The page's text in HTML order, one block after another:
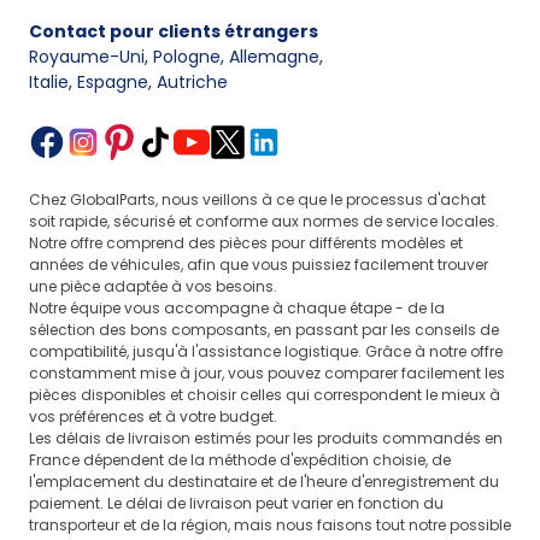
ou de protection
contre la saleté
et l'humidité
Élément
ou de signalisation
Collaboration
avec le voyant,
le capteur
ou l'interrupteur à vérifier selon
la version, côté
de montage
capteurs
de frein
Rôle des pièces auxiliaires dans le fonctionnement
du système de freinage
Les pièces auxiliaires du système de freinage servent
à relier, protéger, guider ou stabiliser les composants
travaillant lors du freinage. Bien qu'elles ne soient pas
aussi visibles que lesdisques de freinou lesétriers
de frein et supports, leur état conditionne le bon
positionnement des conduites, la fiabilité des
connexions et l'absence de jeu dans les points
de montage. L'usure de tels éléments peut
se manifester par une fuite, un mauvais guidage
Contact pour clients étrangers
Royaume-Uni, Pologne, Allemagne,
Italie, Espagne, Autriche
Chez GlobalParts, nous veillons à ce que le processus d'achat
soit rapide, sécurisé et conforme aux normes de service locales.
Notre offre comprend des pièces pour différents modèles et
années de véhicules, afin que vous puissiez facilement trouver
une pièce adaptée à vos besoins.
Notre équipe vous accompagne à chaque étape - de la
sélection des bons composants, en passant par les conseils de
compatibilité, jusqu'à l'assistance logistique. Grâce à notre offre
constamment mise à jour, vous pouvez comparer facilement les
pièces disponibles et choisir celles qui correspondent le mieux à
vos préférences et à votre budget.
Les délais de livraison estimés pour les produits commandés en
France dépendent de la méthode d'expédition choisie, de
l'emplacement du destinataire et de l'heure d'enregistrement du
paiement. Le délai de livraison peut varier en fonction du
transporteur et de la région, mais nous faisons tout notre possible